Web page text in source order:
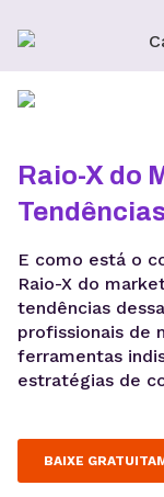
Raio-X do
E como está o
Raio-X do
tendências
profissionais de
ferramentas
estratégias de
BAIXE